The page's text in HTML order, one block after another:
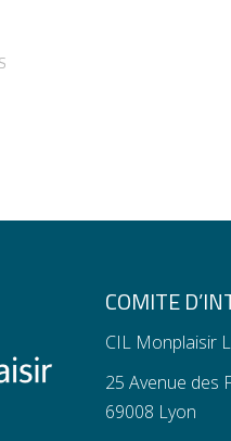
COMITE
CIL Monplaisir
25 Avenue des
69008 Lyon